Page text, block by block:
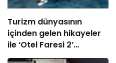
Turizm dünyasının
içinden gelen hikayeler
ile ‘Otel Faresi 2’
okurlarla buluşuyor